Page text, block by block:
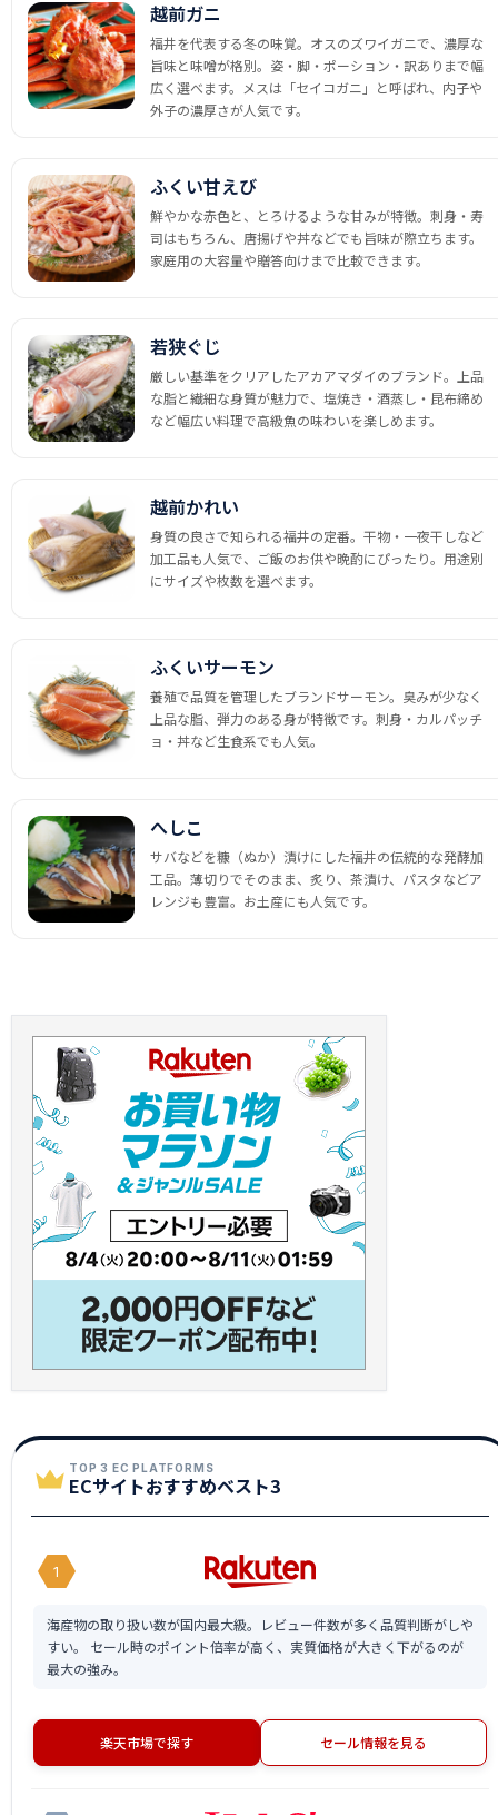
越前ガニ
福井を代表する冬の味覚。オスのズワイガニで、濃厚な
旨味と味噌が格別。姿・脚・ポーション・訳ありまで幅
広く選べます。メスは「セイコガニ」と呼ばれ、内子や
外子の濃厚さが人気です。
ふくい甘えび
鮮やかな赤色と、とろけるような甘みが特徴。刺身・寿
司はもちろん、唐揚げや丼などでも旨味が際立ちます。
家庭用の大容量や贈答向けまで比較できます。
若狭ぐじ
厳しい基準をクリアしたアカアマダイのブランド。上品
な脂と繊細な身質が魅力で、塩焼き・酒蒸し・昆布締め
など幅広い料理で高級魚の味わいを楽しめます。
越前かれい
身質の良さで知られる福井の定番。干物・一夜干しなど
加工品も人気で、ご飯のお供や晩酌にぴったり。用途別
にサイズや枚数を選べます。
ふくいサーモン
養殖で品質を管理したブランドサーモン。臭みが少なく
上品な脂、弾力のある身が特徴です。刺身・カルパッチ
ョ・丼など生食系でも人気。
へしこ
サバなどを糠（ぬか）漬けにした福井の伝統的な発酵加
工品。薄切りでそのまま、炙り、茶漬け、パスタなどア
レンジも豊富。お土産にも人気です。
TOP 3 EC PLATFORMS
ECサイトおすすめベスト3
1
海産物の取り扱い数が国内最大級。レビュー件数が多く品質判断がしや
すい。 セール時のポイント倍率が高く、実質価格が大きく下がるのが
最大の強み。
楽天市場で探す セール情報を見る